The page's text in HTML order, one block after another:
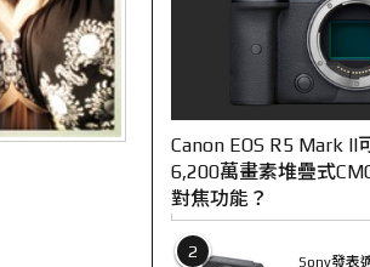
Canon EOS R5 Mark II
6,200萬畫素堆疊式
對焦功能？
2
Sony發表